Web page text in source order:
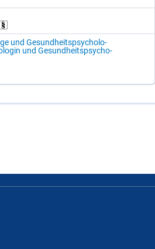
und Ge­sund­heits­psy­cho­lo­
und Ge­sund­heits­psy­cho­